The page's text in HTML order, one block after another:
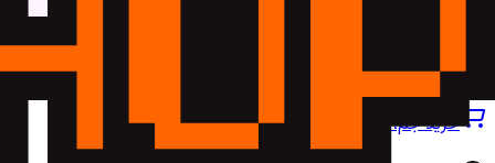
خرید جم، سی‌پی و شارژ بازی‌ها با تحویل فوریفروشگاه